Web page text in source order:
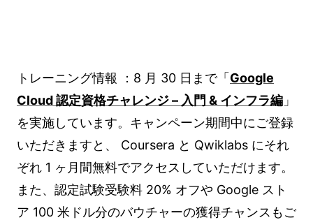
トレーニング情報 ：8 月 30 日まで「 Google
Cloud 認定資格チャレンジ – 入門 & インフラ編 」
を実施しています。キャンペーン期間中にご登録
いただきますと、 Coursera と Qwiklabs にそれ
ぞれ 1 ヶ月間無料でアクセスしていただけます。
また、認定試験受験料 20% オフや Google スト
ア 100 米ドル分のバウチャーの獲得チャンスもご